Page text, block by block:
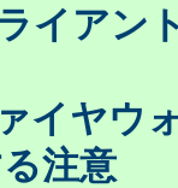
イアン
イヤウ
注意